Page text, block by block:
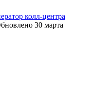
колл-центра
30 марта